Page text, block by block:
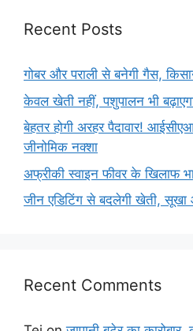
Recent Posts
गोबर और पराली से बनेगी गैस,
केवल खेती नहीं, पशुपालन भी
बेहतर होगी अरहर पैदावार!
जीनोमिक नक्शा
अफ्रीकी स्वाइन फीवर के खिलाफ
जीन एडिटिंग से बदलेगी खेती,
Recent Comments